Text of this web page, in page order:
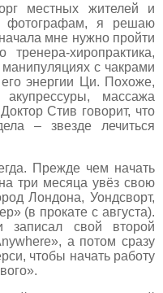
местных жителей и
фотографам, я решаю
мне нужно пройти
хиропрактика,
манипуляциях с чакрами
энергии Ци. Похоже,
массажа
Стив говорит, что
– звезде лечиться
Прежде чем начать
три месяца увёз свою
Лондона, Уондсворт,
(в прокате с августа).
записал свой второй
а потом сразу
чтобы начать работу